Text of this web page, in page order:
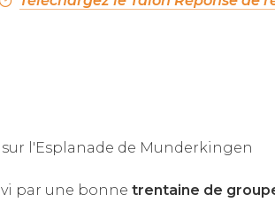
l'Esplanade de Munderkingen
par une bonne trentaine de